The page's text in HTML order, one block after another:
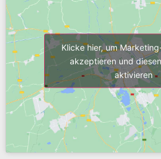
Klicke hier, um
akzeptieren und
aktivieren